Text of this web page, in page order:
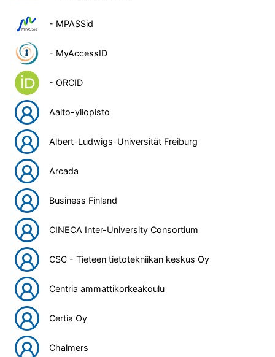
- MPASSid
- MyAccessID
- ORCID
Aalto-yliopisto
Albert-Ludwigs-Universität Freiburg
Arcada
Business Finland
CINECA Inter-University Consortium
CSC - Tieteen tietotekniikan keskus Oy
Centria ammattikorkeakoulu
Certia Oy
Chalmers